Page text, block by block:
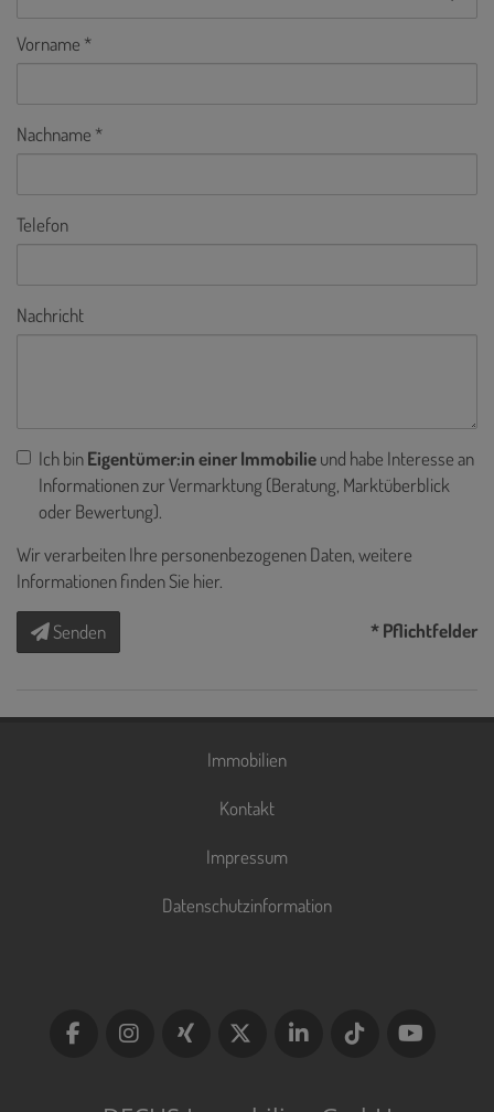
Vorname
Nachname
Telefon
Nachricht
Ich binEigentümer:in einer Immobilieund habe Interesse an
Informationen zur Vermarktung (Beratung, Marktüberblick
oder Bewertung).
Wir verarbeiten Ihre personenbezogenen Daten, weitere
Informationen finden Sie hier.
Senden * Pflichtfelder
Immobilien
Kontakt
Impressum
Datenschutzinformation